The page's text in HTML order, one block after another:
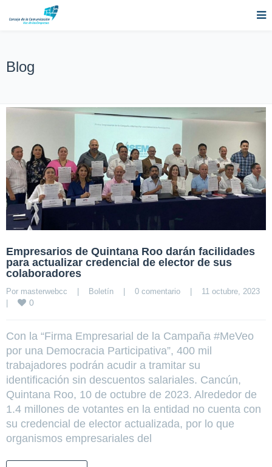
Blog
Empresarios de Quintana Roo darán facilidades
para actualizar credencial de elector de sus
colaboradores
Por masterwebcc | Boletín | 0 comentario |
|
0
Con la “Firma Empresarial de la Campaña #MeVeo
por una Democracia Participativa”, 400 mil
trabajadores podrán acudir a tramitar su
identificación sin descuentos salariales. Cancún,
Quintana Roo, 10 de octubre de 2023. Alrededor de
1.4 millones de votantes en la entidad no cuenta con
su credencial de elector actualizada, por lo que
organismos empresariales del